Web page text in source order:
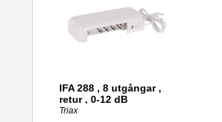
IFA 288 , 8 utgångar ,
retur , 0-12 dB
Triax